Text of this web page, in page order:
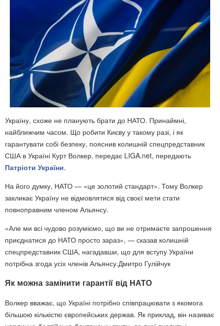
Україну, схоже не планують брати до НАТО. Принаймні,
найближчим часом. Що робити Києву у такому разі, і як
гарантувати собі безпеку, пояснив колишній спецпредставник
США в Україні Курт Волкер, передає LIGA.net, передають
Патріоти України.
На його думку, НАТО — «це золотий стандарт». Тому Волкер
закликає Україну не відмовлятися від своєї мети стати
повноправним членом Альянсу.
«Але ми всі чудово розуміємо, що ви не отримаєте запрошення
приєднатися до НАТО просто зараз», — сказав колишній
спецпредставник США, нагадавши, що для вступу України
потрібна згода усіх членів Альянсу.Дмитро Гулійчук
Як можна замінити гарантії від НАТО
Волкер вважає, що Україні потрібно співпрацювати з якомога
більшою кількістю європейських держав. Як приклад, він називає